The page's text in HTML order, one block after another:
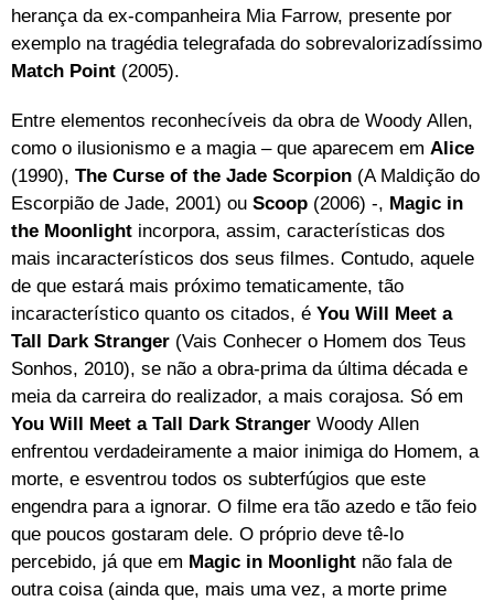
herança da ex-companheira Mia Farrow, presente por
exemplo na tragédia telegrafada do sobrevalorizadíssimo
Match Point (2005).
Entre elementos reconhecíveis da obra de Woody Allen,
como o ilusionismo e a magia – que aparecem em Alice
(1990), The Curse of the Jade Scorpion (A Maldição do
Escorpião de Jade, 2001) ou Scoop (2006) -, Magic in
the Moonlight incorpora, assim, características dos
mais incaracterísticos dos seus filmes. Contudo, aquele
de que estará mais próximo tematicamente, tão
incaracterístico quanto os citados, é You Will Meet a
Tall Dark Stranger (Vais Conhecer o Homem dos Teus
Sonhos, 2010), se não a obra-prima da última década e
meia da carreira do realizador, a mais corajosa. Só em
You Will Meet a Tall Dark Stranger Woody Allen
enfrentou verdadeiramente a maior inimiga do Homem, a
morte, e esventrou todos os subterfúgios que este
engendra para a ignorar. O filme era tão azedo e tão feio
que poucos gostaram dele. O próprio deve tê-lo
percebido, já que em Magic in Moonlight não fala de
outra coisa (ainda que, mais uma vez, a morte prime